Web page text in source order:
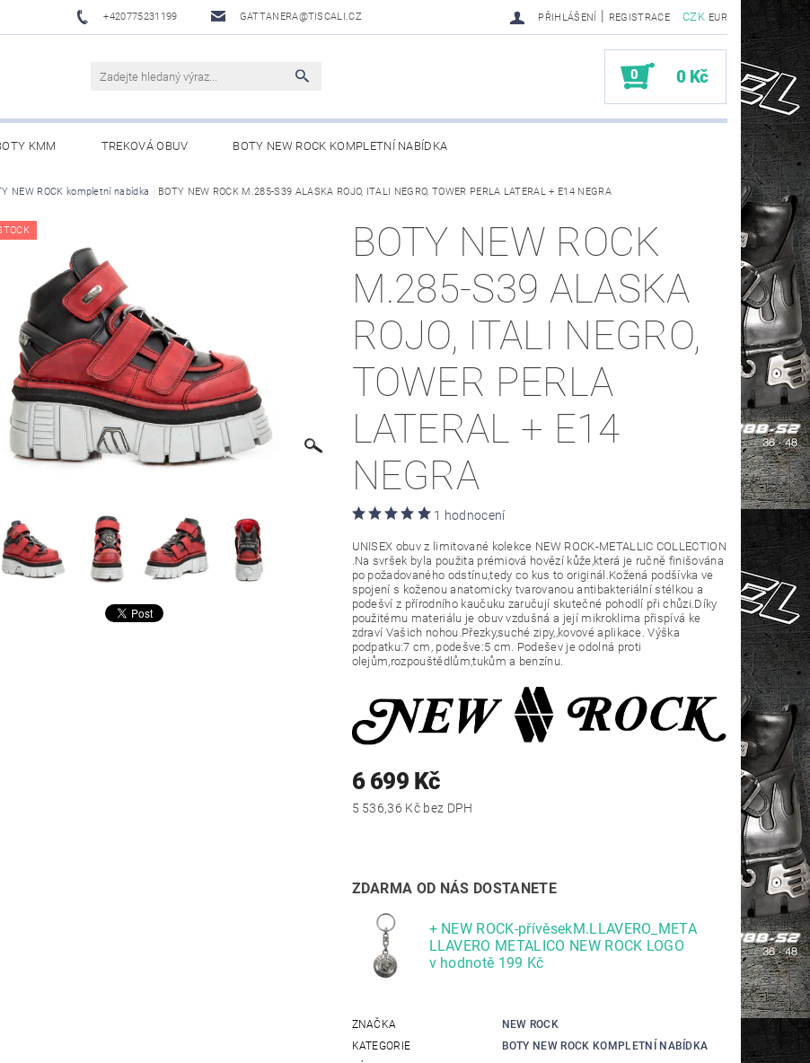
+420775231199 GATTANERA@TISCALI.CZ CZK EUR
PŘIHLÁŠENÍ | REGISTRACE
0 0 Kč
KMM TREKOVÁ OBUV BOTY NEW ROCK KOMPLETNÍ NABÍDKA
OBUV WESTERN BELTS /WESTERNOVÉ OPASKY/ BOTY SENDRA-SENDRA HANDMADE BIKER BOOTS
NEW ROCK kompletní nabídka BOTY NEW ROCK M.285-S39 ALASKA ROJO, ITALI NEGRO, TOWER PERLA LATERAL + E14 NEGRA
BOTY NEW ROCK
M.285-S39 ALASKA
ROJO, ITALI NEGRO,
TOWER PERLA
LATERAL + E14
NEGRA
1 hodnocení
UNISEX obuv z limitované kolekce NEW ROCK-METALLIC COLLECTION
.Na svršek byla použita prémiová hovězí kůže,která je ručně finišována
po požadovaného odstínu,tedy co kus to originál.Kožená podšívka ve
spojení s koženou anatomicky tvarovanou antibakteriální stélkou a
podešví z přírodního kaučuku zaručují skutečné pohodlí při chůzi.Díky
použitému materiálu je obuv vzdušná a její mikroklima přispívá ke
zdraví Vašich nohou.Přezky,suché zipy,,kovové aplikace. Výška
podpatku:7 cm, podešve:5 cm. Podešev je odolná proti
olejům,rozpouštědlům,tukům a benzínu.
6 699 Kč
5 536,36 Kč bez DPH
ZDARMA OD NÁS DOSTANETE
+ NEW ROCK-přívěsekM.LLAVERO_META
LLAVERO METALICO NEW ROCK LOGO
v hodnotě 199 Kč
ZNAČKA
NEW ROCK
KATEGORIE
BOTY NEW ROCK KOMPLETNÍ NABÍDKA